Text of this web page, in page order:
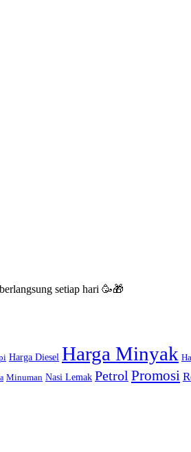
setiap hari 🥳🎁
Harga Diesel Harga Minyak
Minuman Nasi Lemak Petrol Promosi